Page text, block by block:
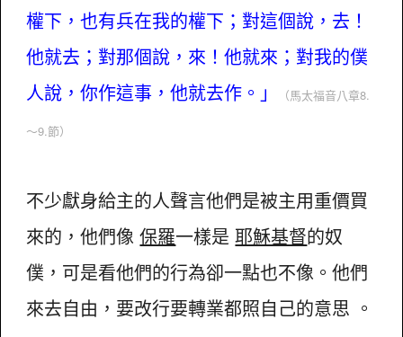
權下，也有兵在我的權下；對這個說，去！
他就去；對那個說，來！他就來；對我的僕
人說，你作這事，他就去作。」
（馬太福音八章8.
～9.節）
不少獻身給主的人聲言他們是被主用重價買
來的，他們像保羅一樣是耶穌基督的奴
僕，可是看他們的行為卻一點也不像。他們
來去自由，要改行要轉業都照自己的意思 。